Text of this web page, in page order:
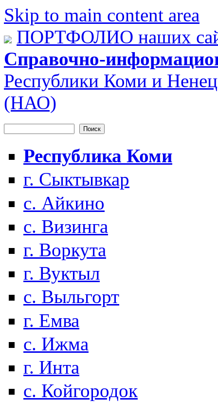
Skip to main content area
ПОРТФОЛИО наших
Справочно-
Республики Коми и
(НАО)
Форма поиска
Республика Коми
г. Сыктывкар
с. Айкино
с. Визинга
г. Воркута
г. Вуктыл
с. Выльгорт
г. Емва
с. Ижма
г. Инта
с. Койгородок